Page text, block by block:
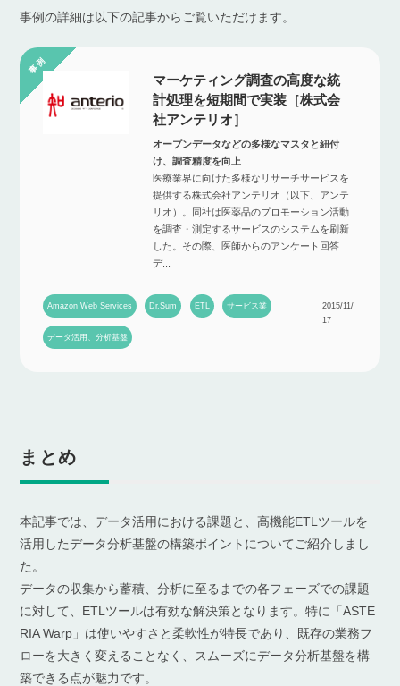
事例の詳細は以下の記事からご覧いただけます。
マーケティング調査の高度な統
計処理を短期間で実装［株式会
社アンテリオ］
オープンデータなどの多様なマスタと紐付
け、調査精度を向上
医療業界に向けた多様なリサーチサービスを
提供する株式会社アンテリオ（以下、アンテ
リオ）。同社は医薬品のプロモーション活動
を調査・測定するサービスのシステムを刷新
した。その際、医師からのアンケート回答
デ...
Amazon Web Services Dr.Sum ETL サービス業
データ活用、分析基盤
2015/11/
17
まとめ
本記事では、データ活用における課題と、高機能ETLツールを
活用したデータ分析基盤の構築ポイントについてご紹介しまし
た。
データの収集から蓄積、分析に至るまでの各フェーズでの課題
に対して、ETLツールは有効な解決策となります。特に「ASTE
RIA Warp」は使いやすさと柔軟性が特長であり、既存の業務フ
ローを大きく変えることなく、スムーズにデータ分析基盤を構
築できる点が魅力です。